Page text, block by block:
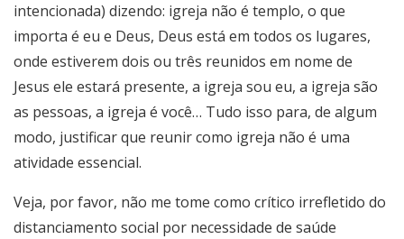
intencionada) dizendo: igreja não é templo, o que
importa é eu e Deus, Deus está em todos os lugares,
onde estiverem dois ou três reunidos em nome de
Jesus ele estará presente, a igreja sou eu, a igreja são
as pessoas, a igreja é você… Tudo isso para, de algum
modo, justificar que reunir como igreja não é uma
atividade essencial.
Veja, por favor, não me tome como crítico irrefletido do
distanciamento social por necessidade de saúde